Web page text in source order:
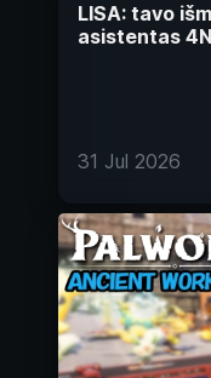
LISA: tavo
asistentas
31 Jul 2026